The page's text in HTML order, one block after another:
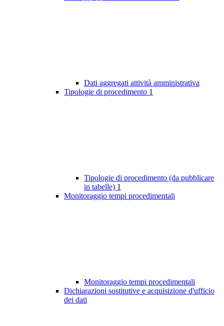
Dati aggregati attività amministrativa
Tipologie di procedimento 1
Tipologie di procedimento (da pubblicare
in tabelle) 1
Monitoraggio tempi procedimentali
Monitoraggio tempi procedimentali
Dichiarazioni sostitutive e acquisizione d'ufficio
dei dati